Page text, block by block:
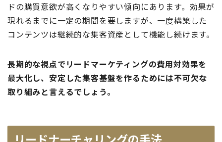
ドの購買意欲が高くなりやすい傾向にあります。効果が
現れるまでに一定の期間を要しますが、一度構築した
コンテンツは継続的な集客資産として機能し続けます。
長期的な視点でリードマーケティングの費用対効果を
最大化し、安定した集客基盤を作るためには不可欠な
取り組みと言えるでしょう。